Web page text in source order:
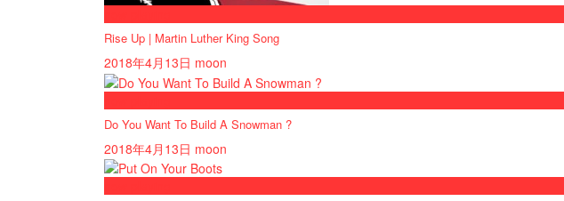
Rise Up | Martin Luther King Song
2018年4月13日 moon
Do You Want To Build A Snowman ?
2018年4月13日 moon